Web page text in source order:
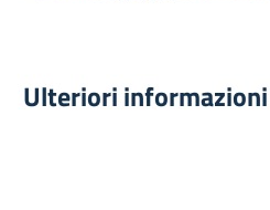
Ulteriori informazioni